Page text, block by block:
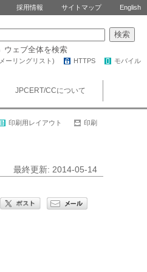
採用情報 サイトマップ English
ウェブ全体を検索
メーリングリスト ) HTTPS モバイル
JPCERT/CCについて
印刷用レイアウト 印刷
最終更新: 2014-05-14